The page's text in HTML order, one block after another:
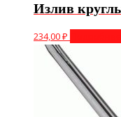
Излив
234,00₽